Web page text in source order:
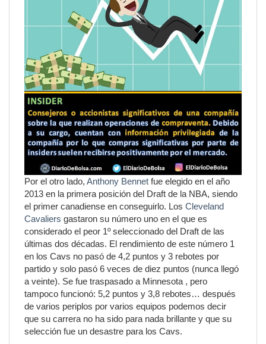
Por el otro lado, Anthony Bennet fue elegido en el año
2013 en la primera posición del Draft de la NBA, siendo
el primer canadiense en conseguirlo. Los Cleveland
Cavaliers gastaron su número uno en el que es
considerado el peor 1º seleccionado del Draft de las
últimas dos décadas. El rendimiento de este número 1
en los Cavs no pasó de 4,2 puntos y 3 rebotes por
partido y solo pasó 6 veces de diez puntos (nunca llegó
a veinte). Se fue traspasado a Minnesota , pero
tampoco funcionó: 5,2 puntos y 3,8 rebotes… después
de varios periplos por varios equipos podemos decir
que su carrera no ha sido para nada brillante y que su
selección fue un desastre para los Cavs.